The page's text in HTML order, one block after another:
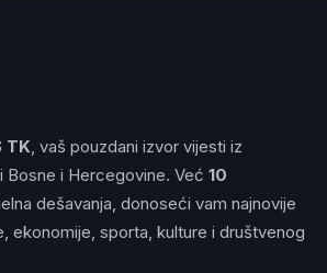
TK , vaš pouzdani izvor vijesti iz
Bosne i Hercegovine. Već 10
dešavanja, donoseći vam najnovije
ekonomije, sporta, kulture i društvenog